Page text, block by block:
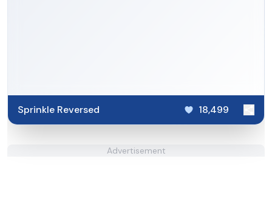
Sprinkle Reversed 18,499
Advertisement